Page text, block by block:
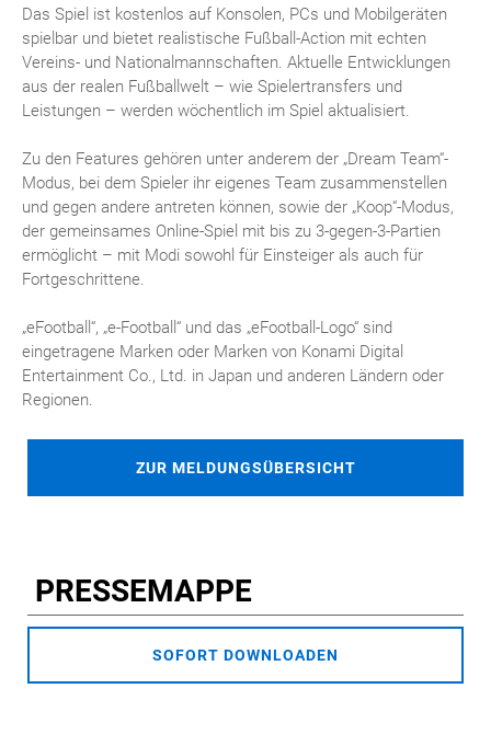
Das Spiel ist kostenlos auf Konsolen, PCs und Mobilgeräten
spielbar und bietet realistische Fußball-Action mit echten
Vereins- und Nationalmannschaften. Aktuelle Entwicklungen
aus der realen Fußballwelt – wie Spielertransfers und
Leistungen – werden wöchentlich im Spiel aktualisiert.
Zu den Features gehören unter anderem der „Dream Team“-
Modus, bei dem Spieler ihr eigenes Team zusammenstellen
und gegen andere antreten können, sowie der „Koop“-Modus,
der gemeinsames Online-Spiel mit bis zu 3-gegen-3-Partien
ermöglicht – mit Modi sowohl für Einsteiger als auch für
Fortgeschrittene.
„eFootball“, „e-Football“ und das „eFootball-Logo“ sind
eingetragene Marken oder Marken von Konami Digital
Entertainment Co., Ltd. in Japan und anderen Ländern oder
Regionen.
ZUR MELDUNGSÜBERSICHT
PRESSEMAPPE
SOFORT DOWNLOADEN